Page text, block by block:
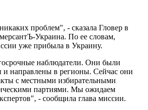
проблем", - сказала Гловер в
Украина. По ее словам,
уже прибыла в Украину.
наблюдатели. Они были
и направлены в регионы. Сейчас они
с местными избирательными
партиями. Мы ожидаем
- сообщила глава миссии.